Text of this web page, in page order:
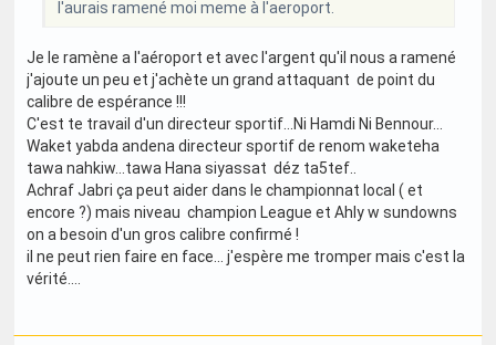
l'aurais ramené moi meme à l'aeroport.
Je le ramène a l'aéroport et avec l'argent qu'il nous a ramené
j'ajoute un peu et j'achète un grand attaquant de point du
calibre de espérance !!!
C'est te travail d'un directeur sportif...Ni Hamdi Ni Bennour...
Waket yabda andena directeur sportif de renom waketeha
tawa nahkiw...tawa Hana siyassat déz ta5tef..
Achraf Jabri ça peut aider dans le championnat local ( et
encore ?) mais niveau champion League et Ahly w sundowns
on a besoin d'un gros calibre confirmé !
il ne peut rien faire en face... j'espère me tromper mais c'est la
vérité....